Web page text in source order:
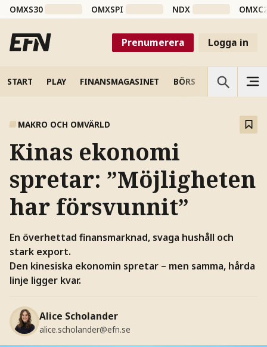
OMXS30 OMXSPI NDX
Prenumerera Logga in
START PLAY FINANSMAGASINET BÖRS VETENSKAP
MAKRO OCH OMVÄRLD
Kinas ekonomi
spretar: ”Möjligheten
har försvunnit”
En överhettad finansmarknad, svaga hushåll och
stark export.
Den kinesiska ekonomin spretar – men samma, hårda
linje ligger kvar.
Alice Scholander
alice.scholander@efn.se